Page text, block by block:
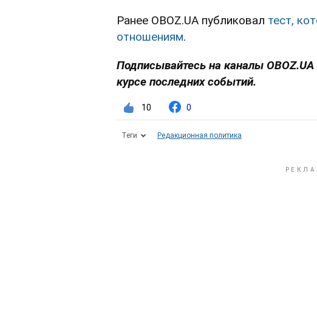
Ранее OBOZ.UA публиковал тест,
отношениям.
Подписывайтесь на каналы OBOZ.UA
курсе последних событий.
10 0
Теги Редакционная политика